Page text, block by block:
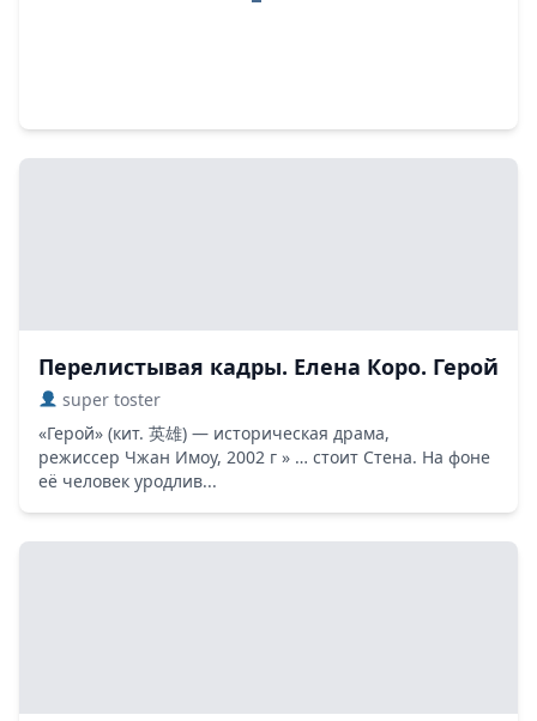
Перелистывая кадры. Елена Коро. Герой
super toster
«Герой» (кит. 英雄) — историческая драма,
режиссер Чжан Имоу, 2002 г » … стоит Стена. На фоне
её человек уродлив...